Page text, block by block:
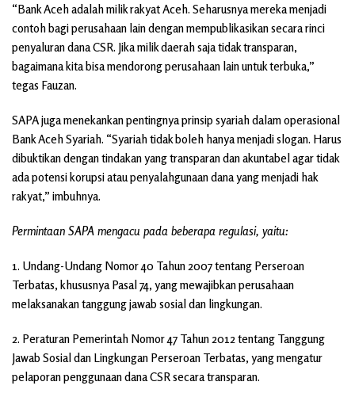
“Bank Aceh adalah milik rakyat Aceh. Seharusnya mereka menjadi
contoh bagi perusahaan lain dengan mempublikasikan secara rinci
penyaluran dana CSR. Jika milik daerah saja tidak transparan,
bagaimana kita bisa mendorong perusahaan lain untuk terbuka,”
tegas Fauzan.
SAPA juga menekankan pentingnya prinsip syariah dalam operasional
Bank Aceh Syariah. “Syariah tidak boleh hanya menjadi slogan. Harus
dibuktikan dengan tindakan yang transparan dan akuntabel agar tidak
ada potensi korupsi atau penyalahgunaan dana yang menjadi hak
rakyat,” imbuhnya.
Permintaan SAPA mengacu pada beberapa regulasi, yaitu:
1. Undang-Undang Nomor 40 Tahun 2007 tentang Perseroan
Terbatas, khususnya Pasal 74, yang mewajibkan perusahaan
melaksanakan tanggung jawab sosial dan lingkungan.
2. Peraturan Pemerintah Nomor 47 Tahun 2012 tentang Tanggung
Jawab Sosial dan Lingkungan Perseroan Terbatas, yang mengatur
pelaporan penggunaan dana CSR secara transparan.